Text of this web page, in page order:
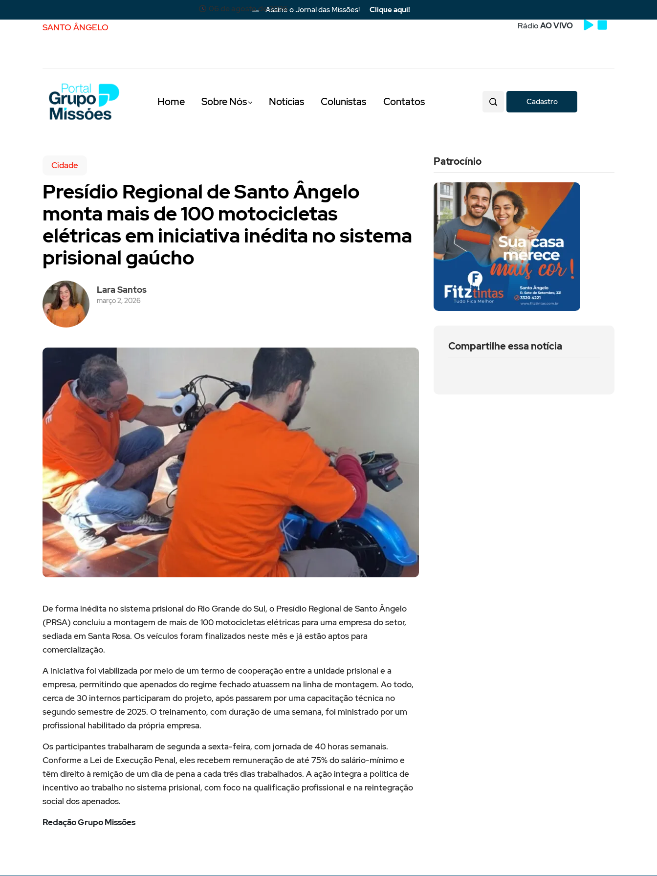
Assine o Jornal das Missões! Clique aqui!
SANTO ÂNGELO
06 de agosto de 2026
RádioAO VIVO
Home Sobre Nós Notícias Colunistas Contatos Cadastro
Cidade
Presídio Regional de Santo Ângelo
monta mais de 100 motocicletas
elétricas em iniciativa inédita no sistema
prisional gaúcho
Lara Santos
março 2, 2026
De forma inédita no sistema prisional do Rio Grande do Sul, o Presídio Regional de Santo Ângelo
(PRSA) concluiu a montagem de mais de 100 motocicletas elétricas para uma empresa do setor,
sediada em Santa Rosa. Os veículos foram finalizados neste mês e já estão aptos para
comercialização.
A iniciativa foi viabilizada por meio de um termo de cooperação entre a unidade prisional e a
empresa, permitindo que apenados do regime fechado atuassem na linha de montagem. Ao todo,
cerca de 30 internos participaram do projeto, após passarem por uma capacitação técnica no
segundo semestre de 2025. O treinamento, com duração de uma semana, foi ministrado por um
profissional habilitado da própria empresa.
Os participantes trabalharam de segunda a sexta-feira, com jornada de 40 horas semanais.
Conforme a Lei de Execução Penal, eles recebem remuneração de até 75% do salário-mínimo e
têm direito à remição de um dia de pena a cada três dias trabalhados. A ação integra a política de
incentivo ao trabalho no sistema prisional, com foco na qualificação profissional e na reintegração
social dos apenados.
Redação Grupo Missões
Patrocínio
Compartilhe essa notícia